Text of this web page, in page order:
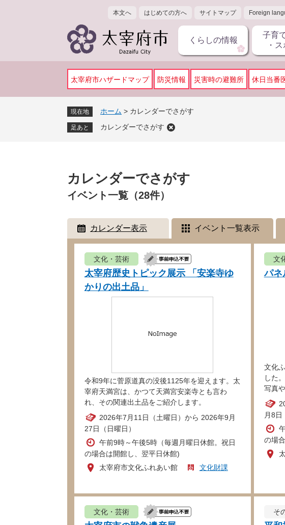
本文へ はじめての方へ サイトマップ Foreign
くらしの情報
子育
・
太宰府市ハザードマップ 防災情報 災害時の避難所 休日当番
現在地 ホーム > カレンダーでさがす
足あと カレンダーでさがす
文
カレンダーでさがす
イベント一覧（28件）
カレンダー表示 イベント一覧表示
文化・芸術
太宰府歴史トピック展示 「安楽寺ゆ
かりの出土品」
令和9年に菅原道真の没後1125年を迎えます。太
宰府天満宮は、かつて天満宮安楽寺とも言わ
れ、その関連出土品をご紹介します。
2026年7月11日（土曜日）から 2026年9月
27日（日曜日）
午前9時～午後5時（毎週月曜日休館。祝日
の場合は開館し、翌平日休館)
太宰府市文化ふれあい館
文化財課
文
パネ
文化
した
写真
月8日
の場
文化・芸術 そ